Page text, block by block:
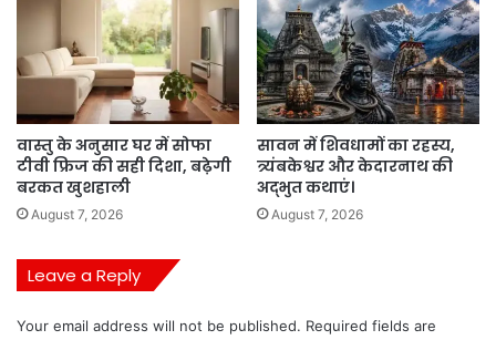
वास्तु के अनुसार घर में सोफा
टीवी फ्रिज की सही दिशा, बढ़ेगी
बरकत खुशहाली
August 7, 2026
सावन में शिवधामों का रहस्य,
त्र्यंबकेश्वर और केदारनाथ की
अद्भुत कथाएं।
August 7, 2026
Leave a Reply
Your email address will not be published. Required fields are